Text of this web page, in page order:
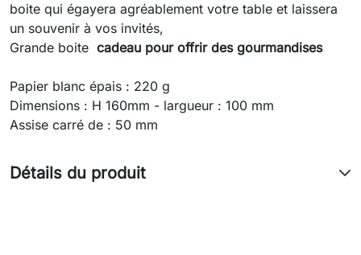
boite qui égayera agréablement votre table et laissera
un souvenir à vos invités,
Grande boite cadeau pour offrir des gourmandises
Papier blanc épais : 220 g
Dimensions : H 160mm - largueur : 100 mm
Assise carré de : 50 mm
Détails du produit